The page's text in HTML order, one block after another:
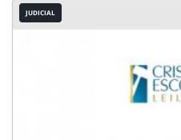
JUDICIAL